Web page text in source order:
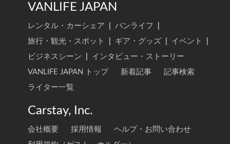
VANLIFE JAPAN
レンタル・カーシェア バンライフ
旅行・観光・スポット
ギア・グッズ イベント
ビジネスシーン
インタビュー・ストーリー
VANLIFE JAPAN トップ
新着記事
記事検索
ライター一覧
Carstay, Inc.
会社概要 採用情報
ヘルプ・お問い合わせ